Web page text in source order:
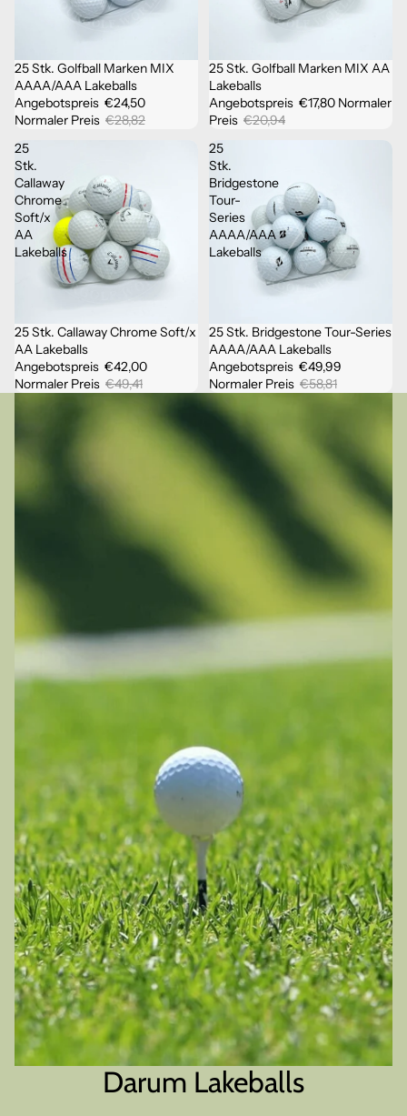
Sale
25 Stk. Golfball Marken MIX
AAAA/AAA Lakeballs
Angebotspreis €24,50
Normaler Preis €28,82
Sale
25 Stk. Golfball Marken MIX AA
Lakeballs
Angebotspreis €17,80 Normaler
Preis €20,94
25
Stk.
Callaway
Chrome
Soft/x
AA
Lakeballs
Ausverkauft
25 Stk. Callaway Chrome Soft/x
AA Lakeballs
Angebotspreis €42,00
Normaler Preis €49,41
25
Stk.
Bridgestone
Tour-
Series
AAAA/AAA
Lakeballs
Sale
25 Stk. Bridgestone Tour-Series
AAAA/AAA Lakeballs
Angebotspreis €49,99
Normaler Preis €58,81
Darum Lakeballs